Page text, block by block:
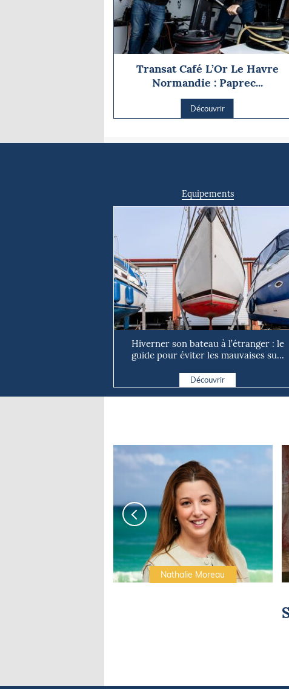
Transat Café L’Or Le Havre
Normandie : Paprec...
Découvrir
Equipements
Hiverner son bateau à l’étranger : le
guide pour éviter les mauvaises su...
Découvrir
Nathalie Moreau